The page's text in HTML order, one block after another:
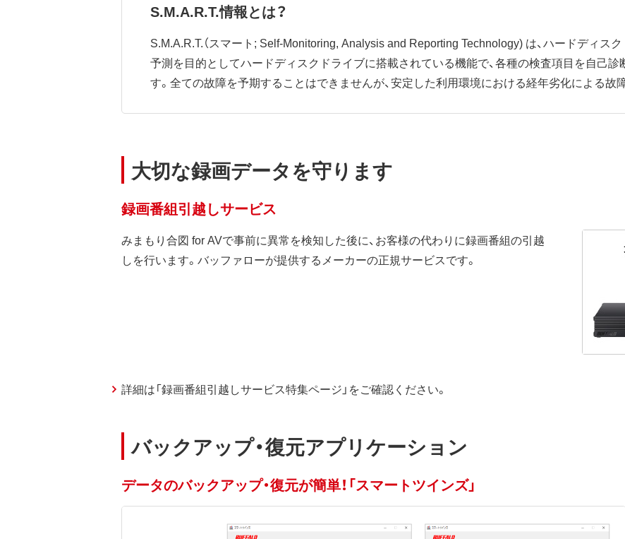
S.M.A.R.T.情報とは？
S.M.A.R.T.（スマート; Self-Monitoring, Analysis and Reporting Technology) は、ハードディス
予測を目的としてハードディスクドライブに搭載されている機能で、各種の検査項目を自己診
す。全ての故障を予期することはできませんが、安定した利用環境における経年劣化による故
大切な録画データを守ります
録画番組引越しサービス
みまもり合図 for AVで事前に異常を検知した後に、お客様の代わりに録画番組の引越
しを行います。バッファローが提供するメーカーの正規サービスです。
詳細は「録画番組引越しサービス特集ページ」をご確認ください。
バックアップ・復元アプリケーション
データのバックアップ・復元が簡単！「スマートツインズ」